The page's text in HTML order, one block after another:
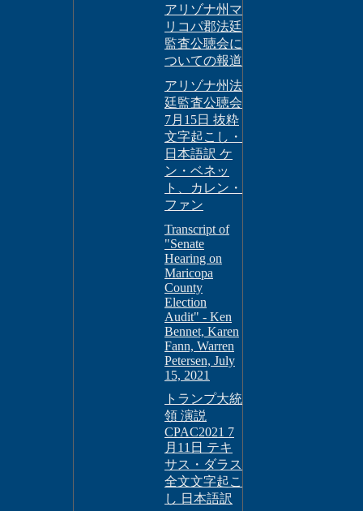
アリゾナ州マ
リコパ郡法廷
監査公聴会に
ついての報道
アリゾナ州法
廷監査公聴会
7月15日 抜粋
文字起こし・
日本語訳 ケ
ン・ベネッ
ト、カレン・
ファン
Transcript of
"Senate
Hearing on
Maricopa
County
Election
Audit" - Ken
Bennet, Karen
Fann, Warren
Petersen, July
15, 2021
トランプ大統
領 演説
CPAC2021 7
月11日 テキ
サス・ダラス
全文文字起こ
し 日本語訳